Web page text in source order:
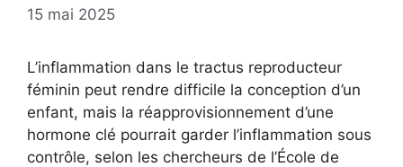
15 mai 2025
L’inflammation dans le tractus reproducteur
féminin peut rendre difficile la conception d’un
enfant, mais la réapprovisionnement d’une
hormone clé pourrait garder l’inflammation sous
contrôle, selon les chercheurs de l’École de